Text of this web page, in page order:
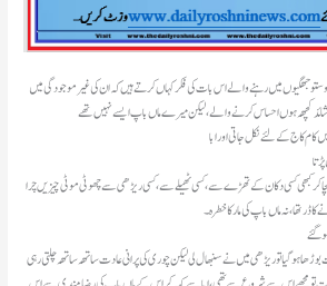
جهگیوں میں رہنے والے اس بات کی فکر کہاں کرتے ہیں کہ ان کی غیر موجودگی میں
کاج کے لئے نکل جاتی اور ابا
بچا کر کبهی کسی دکان کے تهڑے سے ،کسی ٹهیلے سے ،کسی ریڑهی سے چهوٹی موٹی چیزیں چرا
تها ، نہ ماں باپ کی مار کا خطرہ۔